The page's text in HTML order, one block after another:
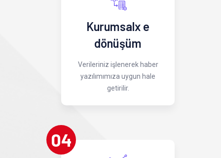
Kurumsalx e
dönüşüm
Verileriniz işlenerek haber
yazılımımıza uygun hale
getirilir.
04